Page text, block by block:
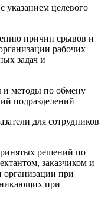
указанием целевого
причин срывов и
рабочих
задач и
и методы по обмену
подразделений
для сотрудников
решений по
заказчиком и
при
при